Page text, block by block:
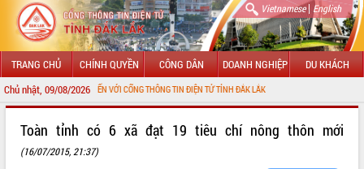
Vietnamese| English
TRANG CHỦ CHÍNH QUYỀN CÔNG DÂN DOANH NGHIỆP DU KHÁCH
Chủ nhật, 09/08/2026
MỪNG ĐẾN VỚI CỔNG THÔNG TIN ĐIỆN TỬ TỈNH ĐẮK LẮK
LÃNH ĐẠO UBND TỈNH
Toàn tỉnh có 6 xã đạt 19 tiêu chí nông thôn mới
(16/07/2015, 21:37)